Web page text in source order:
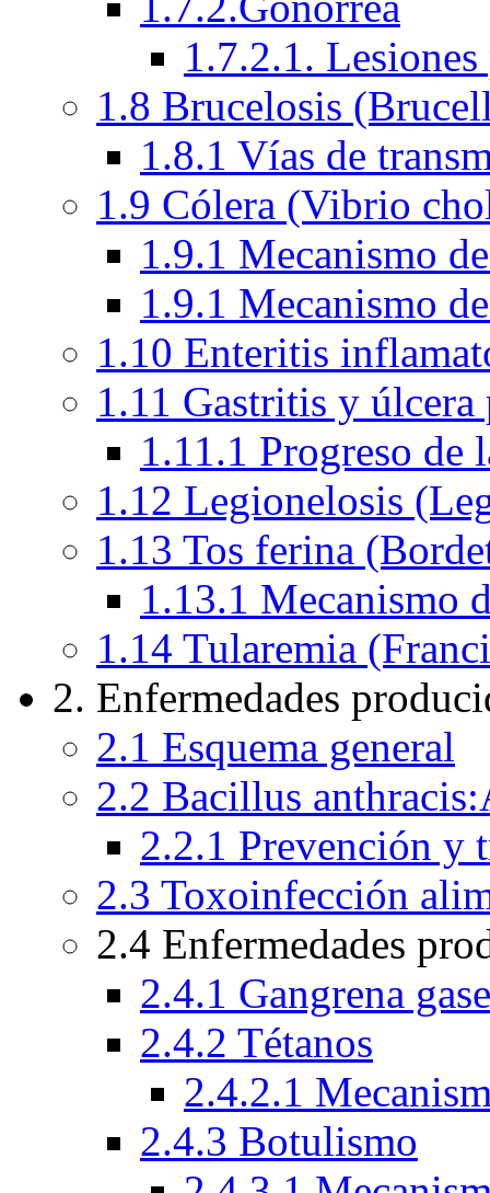
1.7.2.1.
1.8 Brucelosis
1.8.1 Vías de
1.9 Cólera (Vibrio
1.9.1 Mecanismo
1.9.1 Mecanismo
1.10 Enteritis
1.11 Gastritis y
1.11.1 Progreso de
1.12 Legionelosis
1.13 Tos ferina
1.13.1 Mecanismo
1.14 Tularemia
2. Enfermedades
2.1 Esquema general
2.2 Bacillus
2.2.1 Prevención y
2.3 Toxoinfección
2.4 Enfermedades
2.4.1 Gangrena
2.4.2 Tétanos
2.4.2.1
2.4.3 Botulismo